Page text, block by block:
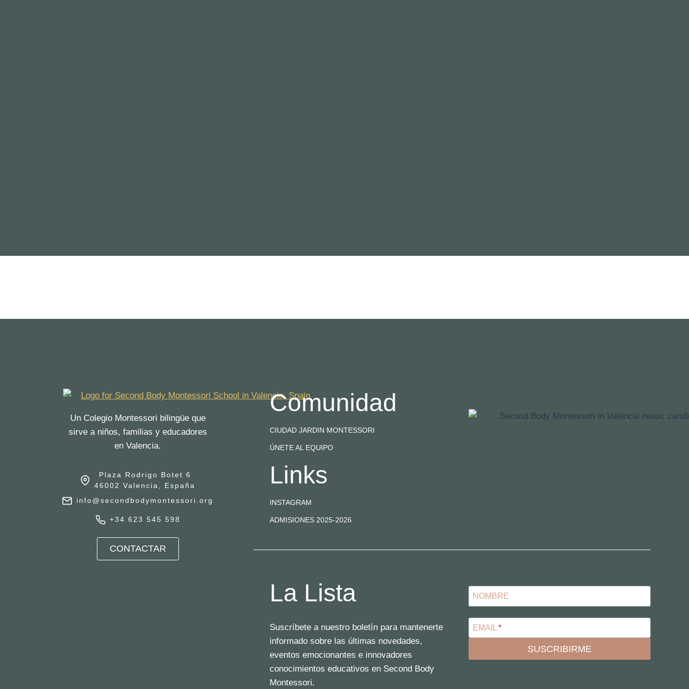
Un Colegio Montessori bilingüe que
sirve a niños, familias y educadores
en Valencia.
Plaza Rodrigo Botet 6
46002 Valencia, España
info@secondbodymontessori.org
+34 623 545 598
CONTACTAR
Comunidad
CIUDAD JARDIN MONTESSORI
ÚNETE AL EQUIPO
Links
INSTAGRAM
ADMISIONES 2025-2026
La Lista
Suscríbete a nuestro boletín para mantenerte
informado sobre las últimas novedades,
eventos emocionantes e innovadores
conocimientos educativos en Second Body
Montessori.
NOMBRE
EMAIL*
SUSCRIBIRME